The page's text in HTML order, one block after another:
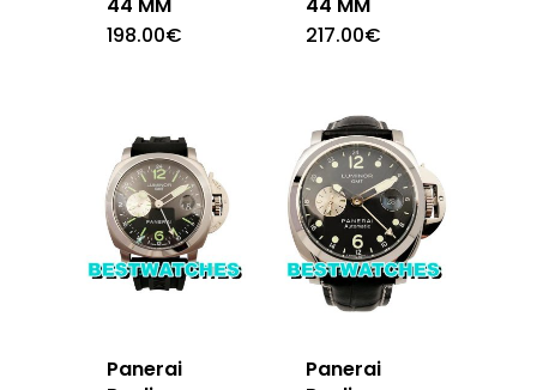
198.00€
217.00€
Panerai
Panerai